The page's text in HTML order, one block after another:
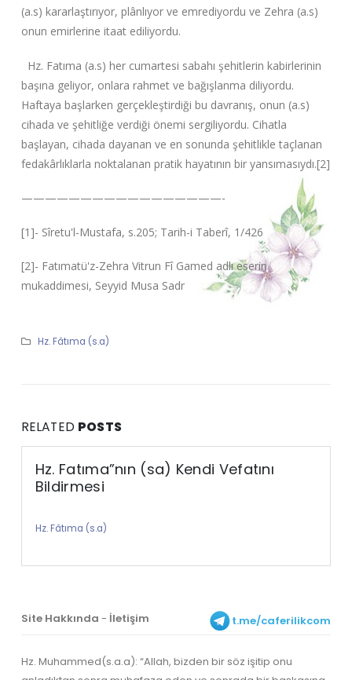
(a.s) kararlaştırıyor, plânlıyor ve emrediyordu ve Zehra (a.s)
onun emirlerine itaat ediliyordu.
Hz. Fatıma (a.s) her cumartesi sabahı şehitlerin kabirlerinin
başına geliyor, onlara rahmet ve bağışlanma diliyordu.
Haftaya başlarken gerçekleştirdiği bu davranış, onun (a.s)
cihada ve şehitliğe verdiği önemi sergiliyordu. Cihatla
başlayan, cihada dayanan ve en sonunda şehitlikle taçlanan
fedakârlıklarla noktalanan pratik hayatının bir yansımasıydı.[2]
—————————————————-
[1]- Sîretu'l-Mustafa, s.205; Tarih-i Taberî, 1/426
[2]- Fatımatü'z-Zehra Vitrun Fî Gamed adlı eserin
mukaddimesi, Seyyid Musa Sadr
Hz. Fâtıma (s.a)
RELATED POSTS
Hz. Fatıma”nın (sa) Kendi Vefatını
Bildirmesi
Hz. Fâtıma (s.a)
Site Hakkında - İletişim t.me/caferilikcom
Hz. Muhammed(s.a.a): “Allah, bizden bir söz işitip onu